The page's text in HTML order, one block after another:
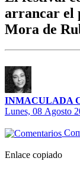
arrancar el
Mora de
INMACULADA
Lunes, 08 Agosto
Enlace copiado